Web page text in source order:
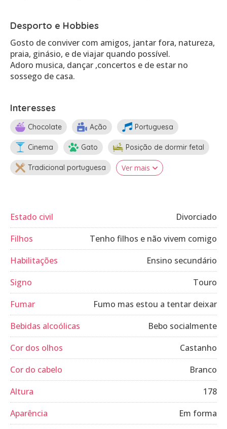
Desporto e Hobbies
Gosto de conviver com amigos, jantar fora, natureza,
praia, ginásio, e de viajar quando possível.
Adoro musica, dançar ,concertos e de estar no
sossego de casa.
Interesses
Chocolate Ação Portuguesa
Cinema Gato Posição de dormir fetal
Tradicional portuguesa Ver mais
Estado civil
Divorciado
Filhos
Tenho filhos e não vivem comigo
Habilitações
Ensino secundário
Signo
Touro
Fumar
Fumo mas estou a tentar deixar
Bebidas alcoólicas
Bebo socialmente
Cor dos olhos
Castanho
Cor do cabelo
Branco
Altura
178
Aparência
Em forma